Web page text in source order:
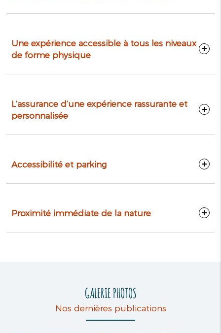
Une expérience accessible à tous les niveaux
de forme physique
L’assurance d’une expérience rassurante et
personnalisée
Accessibilité et parking
Proximité immédiate de la nature
GALERIE PHOTOS
Nos dernières publications